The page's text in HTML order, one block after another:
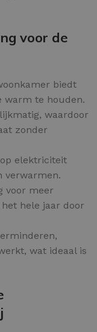
voor de
biedt
warm te houden.
waardoor
zonder
elektriciteit
verwarmen.
voor meer
hele jaar door
wat ideaal is